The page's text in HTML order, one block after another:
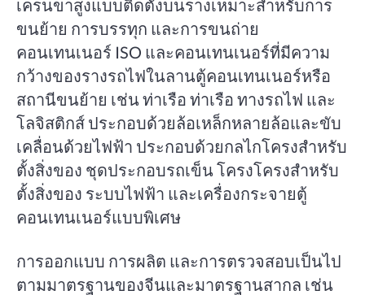
เครนขาสูงแบบติดตั้งบนรางเหมาะสำหรับการ
ขนย้าย การบรรทุก และการขนถ่าย
คอนเทนเนอร์ ISO และคอนเทนเนอร์ที่มีความ
กว้างของรางรถไฟในลานตู้คอนเทนเนอร์หรือ
สถานีขนย้าย เช่น ท่าเรือ ท่าเรือ ทางรถไฟ และ
โลจิสติกส์ ประกอบด้วยล้อเหล็กหลายล้อและขับ
เคลื่อนด้วยไฟฟ้า ประกอบด้วยกลไกโครงสำหรับ
ตั้งสิ่งของ ชุดประกอบรถเข็น โครงโครงสำหรับ
ตั้งสิ่งของ ระบบไฟฟ้า และเครื่องกระจายตู้
คอนเทนเนอร์แบบพิเศษ
การออกแบบ การผลิต และการตรวจสอบเป็นไป
ตามมาตรฐานของจีนและมาตรฐานสากล เช่น